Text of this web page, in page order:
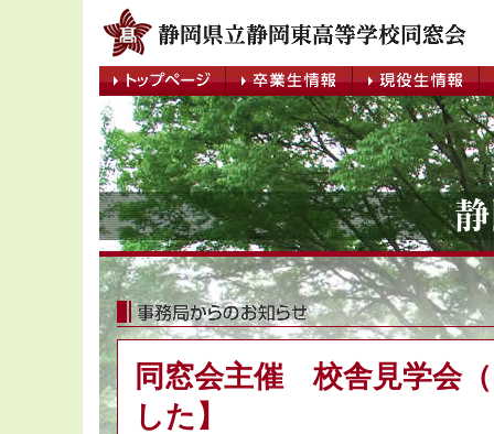
同窓会主催 校舎見学会
した】